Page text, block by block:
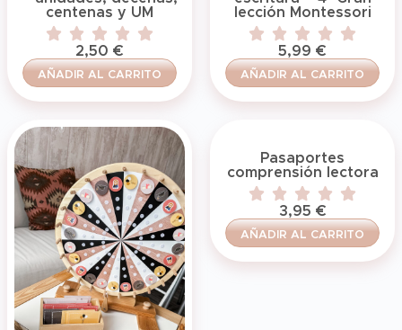
centenas y UM
2,50 €
AÑADIR AL CARRITO
lección Montessori
5,99 €
AÑADIR AL CARRITO
Pasaportes
comprensión lectora
3,95 €
AÑADIR AL CARRITO